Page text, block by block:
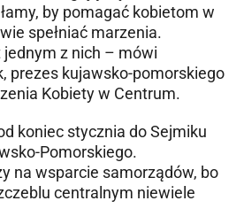
by pomagać kobietom w
spełniać marzenia.
z nich – mówi
prezes kujawsko-pomorskiego
Kobiety w Centrum.
koniec stycznia do Sejmiku
Pomorskiego.
na wsparcie samorządów, bo
centralnym niewiele